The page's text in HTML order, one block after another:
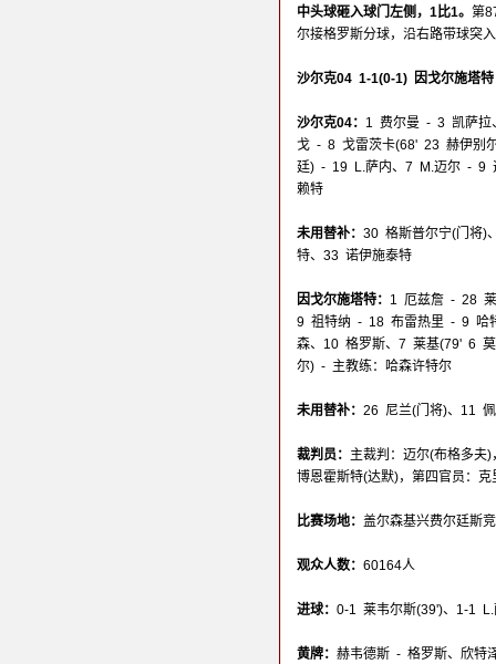
中头球砸入球门左侧，1比1。 第
尔接格罗斯分球，沿右路带球突
沙尔克04 1-1(0-1) 因戈尔施塔特
沙尔克04： 1 费尔曼 - 3 凯萨拉
戈 - 8 戈雷茨卡(68' 23 赫伊别
廷) - 19 L.萨内、7 M.迈尔 - 9
赖特
未用替补： 30 格斯普尔宁(门将)
特、33 诺伊施泰特
因戈尔施塔特： 1 厄兹詹 - 28 莱
9 祖特纳 - 18 布雷热里 - 9 哈
森、10 格罗斯、7 莱基(79' 6
尔) - 主教练：哈森许特尔
未用替补： 26 尼兰(门将)、11
裁判员： 主裁判：迈尔(布格多夫
博恩霍斯特(达默)，第四官员：
比赛场地： 盖尔森基兴费尔廷斯
观众人数： 60164人
进球： 0-1 莱韦尔斯(39')、1-1 L.
黄牌： 赫韦德斯 - 格罗斯、欣特